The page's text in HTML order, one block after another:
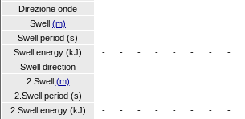
Direzione onde
Swell (m)
Swell period (s)
Swell energy (kJ)
- - - - - - -
-
Swell direction
2.Swell (m)
2.Swell period (s)
2.Swell energy (kJ)
- - - - - - -
-